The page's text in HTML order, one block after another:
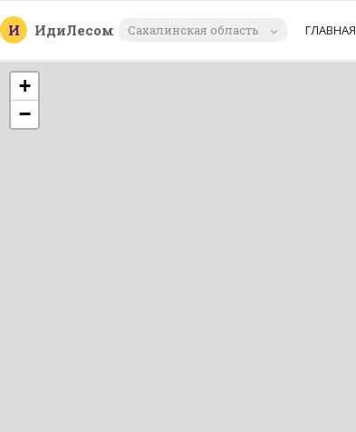
И ИдиЛесом Сахалинская область ГЛАВНАЯ
+
−